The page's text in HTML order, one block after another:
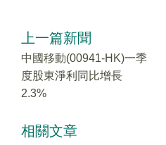
上一篇新聞
中國移動(00941-HK)一季
度股東淨利同比增長
2.3%
相關文章